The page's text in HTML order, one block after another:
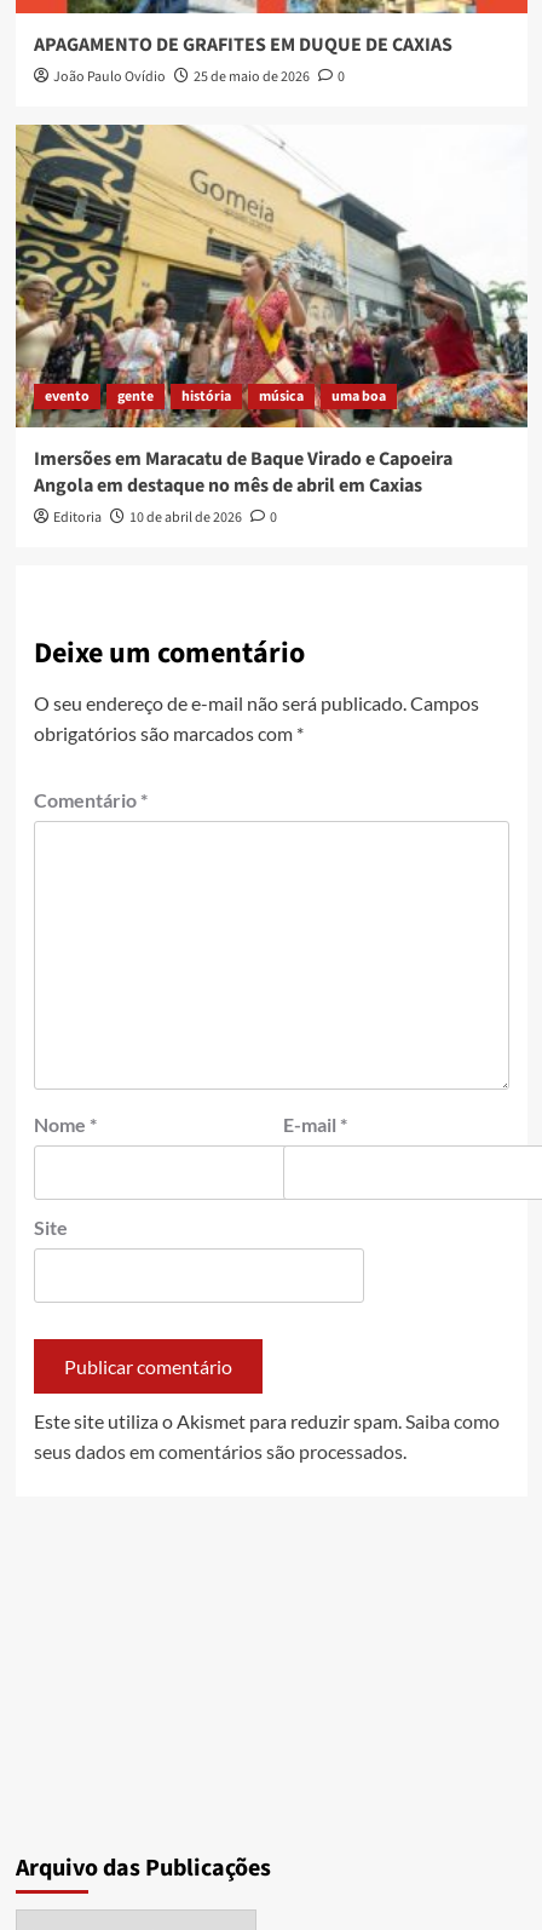
APAGAMENTO DE GRAFITES EM DUQUE DE CAXIAS
João Paulo Ovídio 25 de maio de 2026 0
evento gente história música uma boa
Imersões em Maracatu de Baque Virado e Capoeira
Angola em destaque no mês de abril em Caxias
Editoria 10 de abril de 2026 0
Deixe um comentário
O seu endereço de e-mail não será publicado.Campos
obrigatórios são marcados com *
Comentário *
Nome * E-mail *
Site
Este site utiliza o Akismet para reduzir spam.Saiba como
seus dados em comentários são processados.
Arquivo das Publicações